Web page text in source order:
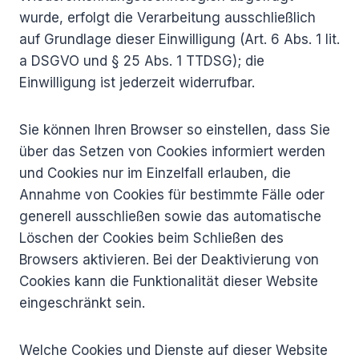
wurde, erfolgt die Verarbeitung ausschließlich
auf Grundlage dieser Einwilligung (Art. 6 Abs. 1 lit.
a DSGVO und § 25 Abs. 1 TTDSG); die
Einwilligung ist jederzeit widerrufbar.
Sie können Ihren Browser so einstellen, dass Sie
über das Setzen von Cookies informiert werden
und Cookies nur im Einzelfall erlauben, die
Annahme von Cookies für bestimmte Fälle oder
generell ausschließen sowie das automatische
Löschen der Cookies beim Schließen des
Browsers aktivieren. Bei der Deaktivierung von
Cookies kann die Funktionalität dieser Website
eingeschränkt sein.
Welche Cookies und Dienste auf dieser Website